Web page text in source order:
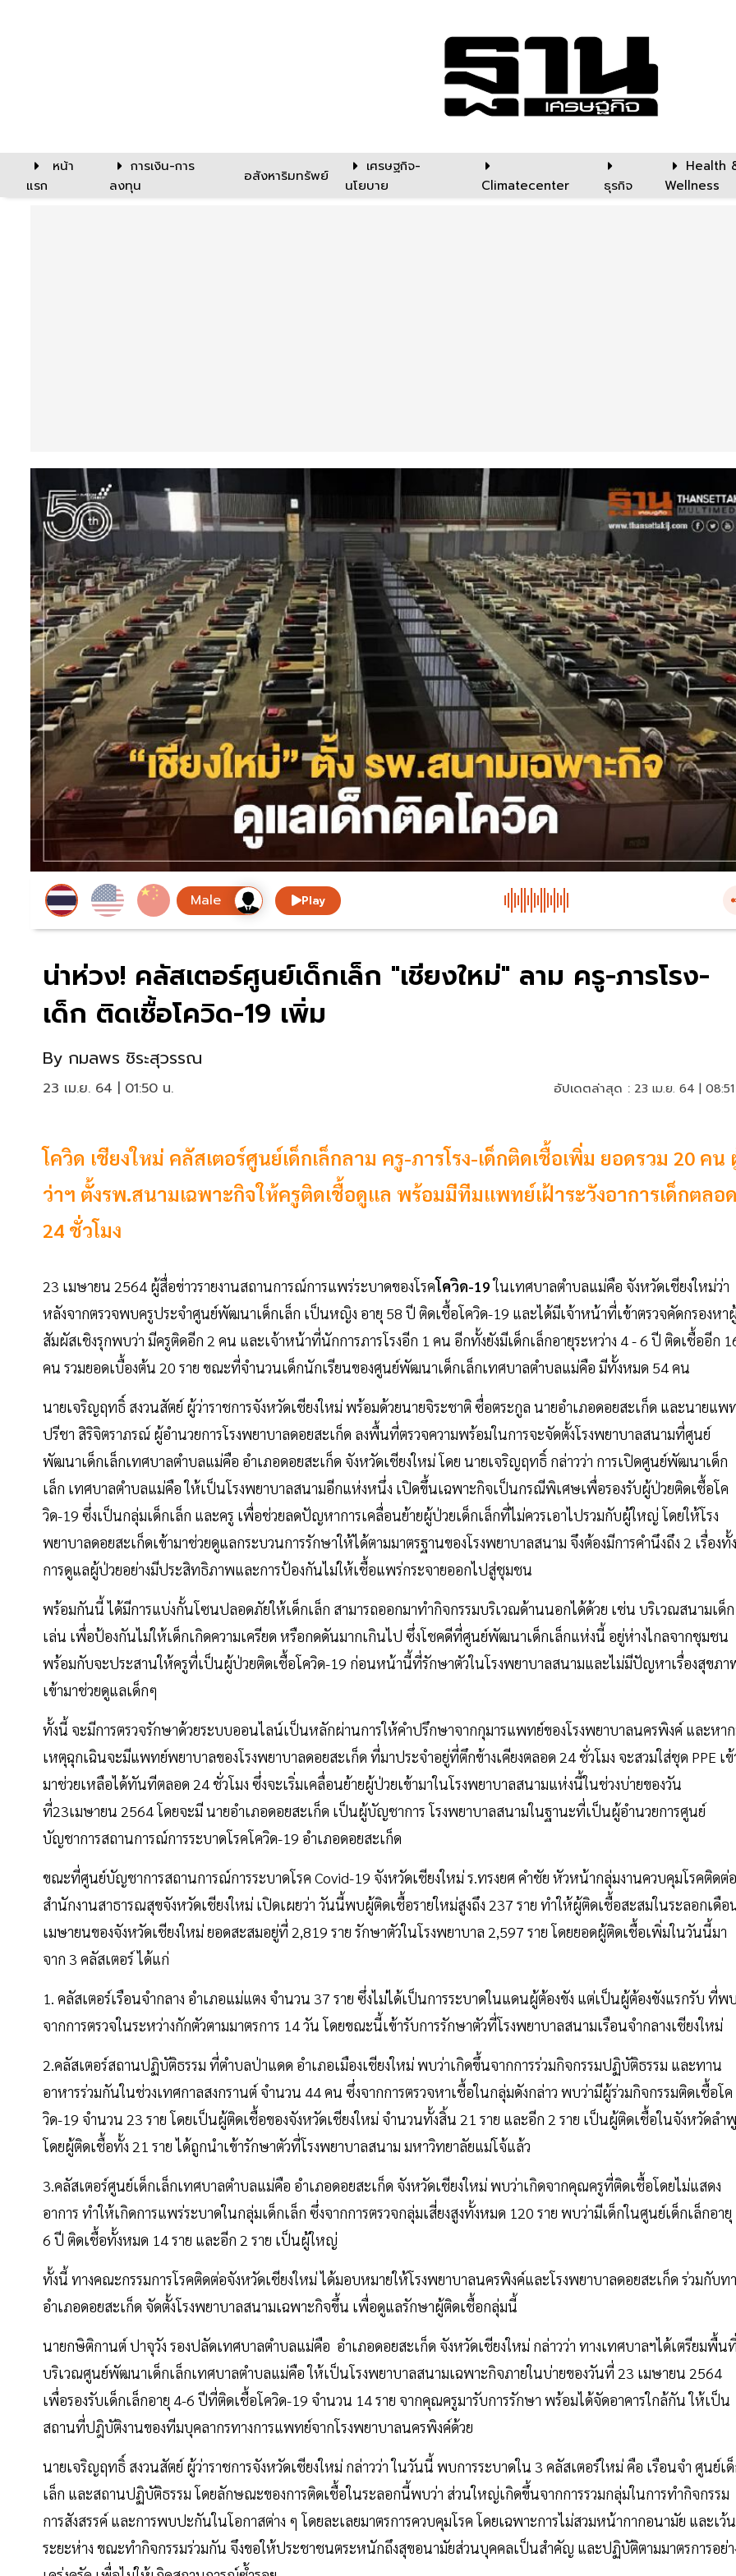
หน้า
แรก
การเงิน-การ
ลงทุน
อสังหาริมทรัพย์
เศรษฐกิจ-
นโยบาย
Climatecenter ธุรกิจ
Health
Wellness
Play
น่าห่วง! คลัสเตอร์ศูนย์เด็กเล็ก "เชียงใหม่" ลาม ครู-ภารโรง-
เด็ก ติดเชื้อโควิด-19 เพิ่ม
By กมลพร ชิระสุวรรณ
23 เม.ย. 64 | 01:50 น. อัปเดตล่าสุด : 23 เม.ย. 64 |
โควิด เชียงใหม่ คลัสเตอร์ศูนย์เด็กเล็กลาม ครู-ภารโรง-เด็กติดเชื้อเพิ่ม ยอดรวม 20 คน
ว่าฯ ตั้งรพ.สนามเฉพาะกิจให้ครูติดเชื้อดูแล พร้อมมีทีมแพทย์เฝ้าระวังอาการเด็กตลอ
24 ชั่วโมง
23 เมษายน 2564 ผู้สื่อข่าวรายงานสถานการณ์การแพร่ระบาดของโรคโควิด-19ในเทศบาลตำบลแม่คือ จังหวัดเชียงใหม่ว่า
หลังจากตรวจพบครูประจำศูนย์พัฒนาเด็กเล็ก เป็นหญิง​ อายุ 58 ปี ติดเชื้อโควิด-19 และได้มีเจ้าหน้าที่เข้าตรวจคัดกรองหา
สัมผัสเชิงรุกพบว่า มีครูติดอีก 2 คน และเจ้าหน้าที่นักการภารโรงอีก 1 คน อีกทั้งยังมีเด็กเล็กอายุระหว่าง 4 - 6 ปี ติดเชื้ออีก
คน รวมยอดเบื้องต้น 20 ราย ขณะที่จำนวนเด็กนักเรียนของศูนย์พัฒนาเด็กเล็กเทศบาลตำบลแม่คือ มีทั้งหมด 54 คน
นายเจริญฤทธิ์ สงวนสัตย์ ผู้ว่าราชการจังหวัดเชียงใหม่ พร้อมด้วย​นายจิระชาติ​ ซื่อตระกูล​ นายอำเภอดอยสะเก็ด และนายแพ
ปรีชา สิริจิตราภรณ์ ผู้อำนวยการโรงพยาบาลดอยสะเก็ด ลงพื้นที่ตรวจความพร้อมในการจะจัดตั้งโรงพยาบาลสนามที่ศูนย์
พัฒนาเด็กเล็กเทศบาลตำบลแม่คือ อำเภอดอยสะเก็ด จังหวัดเชียงใหม่ โดย นายเจริญฤทธิ์ กล่าวว่า การเปิดศูนย์พัฒนาเด็ก
เล็ก เทศบาลตำบลแม่คือ ให้เป็นโรงพยาบาลสนามอีกแห่งหนึ่ง เปิดขึ้นเฉพาะกิจเป็นกรณีพิเศษเพื่อรองรับผู้ป่วยติดเชื้อโค
วิด-19 ซึ่งเป็นกลุ่มเด็กเล็ก และครู เพื่อช่วยลดปัญหาการเคลื่อนย้ายผู้ป่วยเด็กเล็กที่ไม่ควรเอาไปรวมกับผู้ใหญ่ โดยให้โรง
พยาบาลดอยสะเก็ดเข้ามาช่วยดูแลกระบวนการรักษาให้ได้ตามมาตรฐานของโรงพยาบาลสนาม จึงต้องมีการคำนึงถึง 2 เรื่องทั้ง
การดูแลผู้ป่วยอย่างมีประสิทธิภาพและการป้องกันไม่ให้เชื้อแพร่กระจายออกไปสู่ชุมชน
พร้อมกันนี้ ได้มีการแบ่งกั้นโซนปลอดภัยให้เด็กเล็ก สามารถออกมาทำกิจกรรมบริเวณด้านนอกได้ด้วย เช่น บริเวณสนามเด็ก
เล่น เพื่อป้องกันไม่ให้เด็กเกิดความเครียด หรือกดดันมากเกินไป ซึ่งโชคดีที่ศูนย์พัฒนาเด็กเล็กแห่งนี้ อยู่ห่างไกลจากชุมชน
พร้อมกับจะประสานให้ครูที่เป็นผู้ป่วยติดเชื้อโควิด-19 ก่อนหน้านี้ที่รักษาตัวในโรงพยาบาลสนามและไม่มีปัญหาเรื่องสุขภา
เข้ามาช่วยดูแลเด็กๆ
ทั้งนี้ จะมีการตรวจรักษาด้วยระบบออนไลน์เป็นหลักผ่านการให้คำปรึกษาจากกุมารแพทย์ของโรงพยาบาลนครพิงค์ และหา
เหตุฉุกเฉินจะมีแพทย์พยาบาลของโรงพยาบาลดอยสะเก็ด ที่มาประจำอยู่ที่ตึกข้างเคียงตลอด 24 ชั่วโมง จะสวมใส่ชุด PPE เข้
มาช่วยเหลือได้ทันทีตลอด 24 ชั่วโมง ซึ่งจะเริ่มเคลื่อนย้ายผู้ป่วยเข้ามาในโรงพยาบาลสนามแห่งนี้ในช่วงบ่ายของวัน
ที่23เมษายน 2564 โดยจะมี นายอำเภอดอยสะเก็ด เป็นผู้บัญชาการ โรงพยาบาลสนามในฐานะที่เป็นผู้อำนวยการศูนย์
บัญชาการสถานการณ์การระบาดโรคโควิด-19 อำเภอดอยสะเก็ด
ขณะที่ศูนย์บัญชาการสถานการณ์การระบาดโรค Covid-19 จังหวัดเชียงใหม่ ร.ทรงยศ คำชัย หัวหน้ากลุ่มงานควบคุมโรคติดต่อ
สำนักงานสาธารณสุขจังหวัดเชียงใหม่ เปิดเผยว่า วันนี้พบผู้ติดเชื้อรายใหม่สูงถึง 237 ราย ทำให้ผู้ติดเชื้อสะสมในระลอกเดือ
เมษายนของจังหวัดเชียงใหม่ ยอดสะสมอยู่ที่ 2,819 ราย รักษาตัวในโรงพยาบาล 2,597 ราย โดยยอดผู้ติดเชื้อเพิ่มในวันนี้มา
จาก 3 คลัสเตอร์ ได้แก่
1. คลัสเตอร์เรือนจำกลาง อำเภอแม่แตง จำนวน 37 ราย ซึ่งไม่ได้เป็นการระบาดในแดนผู้ต้องขัง แต่เป็นผู้ต้องขังแรกรับ ที่พ
จากการตรวจในระหว่างกักตัวตามมาตรการ 14 วัน โดยขณะนี้เข้ารับการรักษาตัวที่โรงพยาบาลสนามเรือนจำกลางเชียงใหม่
2.คลัสเตอร์สถานปฏิบัติธรรม ที่ตำบลป่าแดด อำเภอเมืองเชียงใหม่ พบว่าเกิดขึ้นจากการร่วมกิจกรรมปฏิบัติธรรม และทาน
อาหารร่วมกันในช่วงเทศกาลสงกรานต์ จำนวน 44 คน ซึ่งจากการตรวจหาเชื้อในกลุ่มดังกล่าว พบว่ามีผู้ร่วมกิจกรรมติดเชื้อโค
วิด-19 จำนวน 23 ราย โดยเป็นผู้ติดเชื้อของจังหวัดเชียงใหม่ จำนวนทั้งสิ้น 21 ราย และอีก 2 ราย เป็นผู้ติดเชื้อในจังหวัดลำ
โดยผู้ติดเชื้อทั้ง 21 ราย ได้ถูกนำเข้ารักษาตัวที่โรงพยาบาลสนาม มหาวิทยาลัยแม่โจ้แล้ว
3.คลัสเตอร์ศูนย์เด็กเล็กเทศบาลตำบลแม่คือ อำเภอดอยสะเก็ด จังหวัดเชียงใหม่ พบว่าเกิดจากคุณครูที่ติดเชื้อโดยไม่แสดง
อาการ ทำให้เกิดการแพร่ระบาดในกลุ่มเด็กเล็ก ซึ่งจากการตรวจกลุ่มเสี่ยงสูงทั้งหมด 120 ราย พบว่ามีเด็กในศูนย์เด็กเล็กอายุ
6 ปี ติดเชื้อทั้งหมด 14 ราย และอีก 2 ราย เป็นผู้ใหญ่
ทั้งนี้ ทางคณะกรรมการโรคติดต่อจังหวัดเชียงใหม่ ได้มอบหมายให้โรงพยาบาลนครพิงค์และโรงพยาบาลดอยสะเก็ด ร่วมกับท
อำเภอดอยสะเก็ด จัดตั้งโรงพยาบาลสนามเฉพาะกิจขึ้น เพื่อดูแลรักษาผู้ติดเชื้อกลุ่มนี้
นายกษิติกานต์ ปาจุวัง รองปลัดเทศบาลตำบลแม่คือ อำเภอดอยสะเก็ด จังหวัดเชียงใหม่ กล่าวว่า ทางเทศบาลฯได้เตรียมพื้น
บริเวณศูนย์พัฒนาเด็กเล็กเทศบาลตำบลแม่คือ ให้เป็นโรงพยาบาลสนามเฉพาะกิจภายในบ่ายของวันที่ 23 เมษายน 2564
เพื่อรองรับเด็กเล็กอายุ 4-6 ปีที่ติดเชื้อโควิด-19 จำนวน 14 ราย จากคุณครูมารับการรักษา พร้อมได้จัดอาคารใกล้กัน ให้เป็น
สถานที่ปฎิบัติงานของทีมบุคลากรทางการแพทย์จากโรงพยาบาลนครพิงค์ด้วย
นายเจริญฤทธิ์ สงวนสัตย์ ผู้ว่าราชการจังหวัดเชียงใหม่ กล่าวว่า ในวันนี้ พบการระบาดใน 3 คลัสเตอร์ใหม่ คือ เรือนจำ ศูนย์เ
เล็ก และสถานปฏิบัติธรรม โดยลักษณะของการติดเชื้อในระลอกนี้พบว่า ส่วนใหญ่เกิดขึ้นจากการรวมกลุ่มในการทำกิจกรรม
การสังสรรค์ และการพบปะกันในโอกาสต่าง ๆ โดยละเลยมาตรการควบคุมโรค โดยเฉพาะการไม่สวมหน้ากากอนามัย และเว้น
ระยะห่าง ขณะทำกิจกรรมร่วมกัน จึงขอให้ประชาชนตระหนักถึงสุขอนามัยส่วนบุคคลเป็นสำคัญ และปฏิบัติตามมาตรการอย่า